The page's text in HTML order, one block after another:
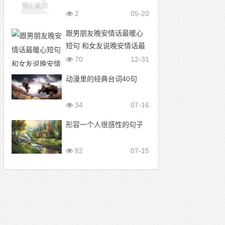
05-20
2
跟男朋友晚安情话最暖心
短句 和女友说晚安情话最
暖心短句
12-31
70
动漫里的经典台词40句
07-16
34
形容一个人很感性的句子
07-15
82